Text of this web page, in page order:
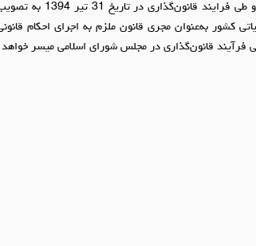
اسلامی و طی
کشور به‌عنوان مجری قانون ملزم به اجرای احکام
فرآیند قانون‌گذاری در مجلس شورای اسلامی میسر خواهد